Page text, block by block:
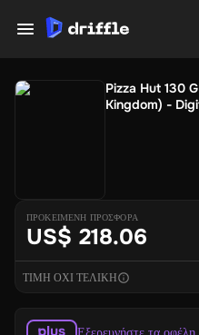
Pizza Hut 130
Kingdom) -
ΠΡΟΚΕΙΜΕΝΗ ΠΡΟΣΦΟΡΑ
US$ 218.06
ΤΙΜΗ ΟΧΙ ΤΕΛΙΚΗ